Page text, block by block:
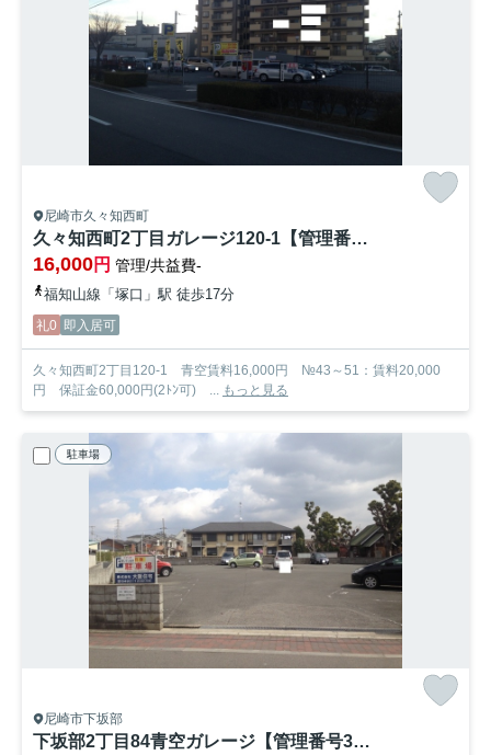
尼崎市久々知西町
久々知西町2丁目ガレージ120-1【管理番号30】
16,000円 管理/共益費-
福知山線「塚口」駅 徒歩17分
礼0 即入居可
久々知西町2丁目120-1 青空賃料16,000円 №43～51：賃料20,000
円 保証金60,000円(2ﾄﾝ可) ... もっと見る
駐車場
尼崎市下坂部
下坂部2丁目84青空ガレージ【管理番号37】